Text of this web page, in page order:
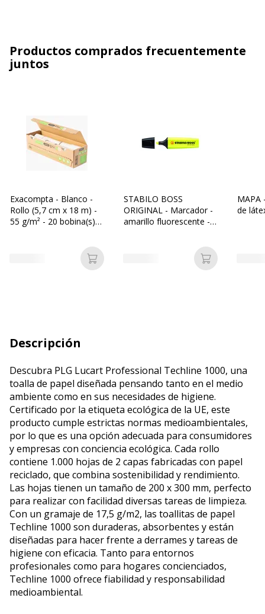
Productos comprados frecuentemente
juntos
Exacompta - Blanco -
Rollo (5,7 cm x 18 m) -
55 g/m² - 20 bobina(s)
Añadir a la cesta
STABILO BOSS
ORIGINAL - Marcador -
amarillo fluorescente -
Añadir a la
MAPA
de
Descripción
Descubra PLG Lucart Professional Techline 1000, una
toalla de papel diseñada pensando tanto en el medio
ambiente como en sus necesidades de higiene.
Certificado por la etiqueta ecológica de la UE, este
producto cumple estrictas normas medioambientales,
por lo que es una opción adecuada para consumidores
y empresas con conciencia ecológica. Cada rollo
contiene 1.000 hojas de 2 capas fabricadas con papel
reciclado, que combina sostenibilidad y rendimiento.
Las hojas tienen un tamaño de 200 x 300 mm, perfecto
para realizar con facilidad diversas tareas de limpieza.
Con un gramaje de 17,5 g/m2, las toallitas de papel
Techline 1000 son duraderas, absorbentes y están
diseñadas para hacer frente a derrames y tareas de
higiene con eficacia. Tanto para entornos
profesionales como para hogares concienciados,
Techline 1000 ofrece fiabilidad y responsabilidad
medioambiental.